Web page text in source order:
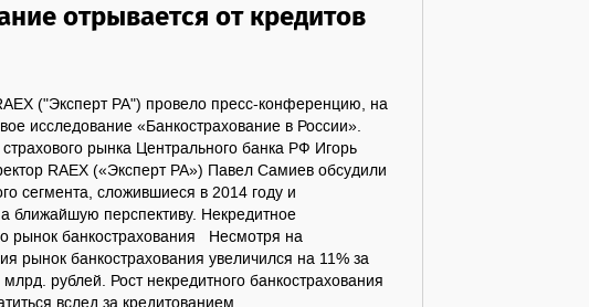
отрывается от кредитов
("Эксперт РА") провело пресс-конференцию, на
исследование «Банкострахование в России».
рынка Центрального банка РФ Игорь
RAEX («Эксперт РА») Павел Самиев обсудили
сегмента, сложившиеся в 2014 году и
ближайшую перспективу. Некредитное
рынок банкострахования Несмотря на
рынок банкострахования увеличился на 11% за
рублей. Рост некредитного банкострахования